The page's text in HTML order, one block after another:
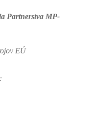
Partnerstva MP-
EÚ